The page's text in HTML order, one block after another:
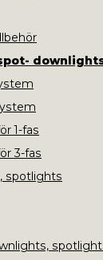
1-fas
3-fas
spotlights